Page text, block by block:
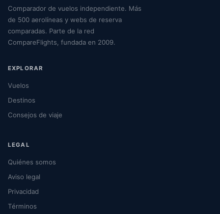
Comparador de vuelos independiente. Más
de 500 aerolíneas y webs de reserva
comparadas. Parte de la red
CompareFlights, fundada en 2009.
EXPLORAR
Vuelos
Destinos
Consejos de viaje
LEGAL
Quiénes somos
Aviso legal
Privacidad
Términos